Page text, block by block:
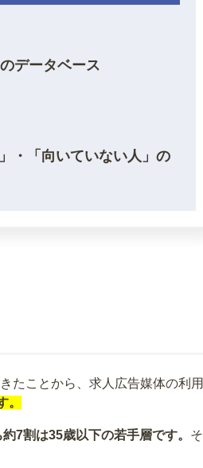
データベース
・「向いていない人」の
たことから、求人広告媒体の利用
7割は35歳以下の若手層です。 そ